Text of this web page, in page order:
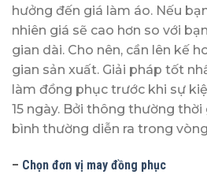
hưởng đến giá làm áo. Nếu
nhiên giá sẽ cao hơn so với
gian dài. Cho nên, cần lên kế
gian sản xuất. Giải pháp tốt
làm đồng phục trước khi sự
15 ngày. Bởi thông thường
bình thường diễn ra trong
– Chọn đơn vị may đồng phục